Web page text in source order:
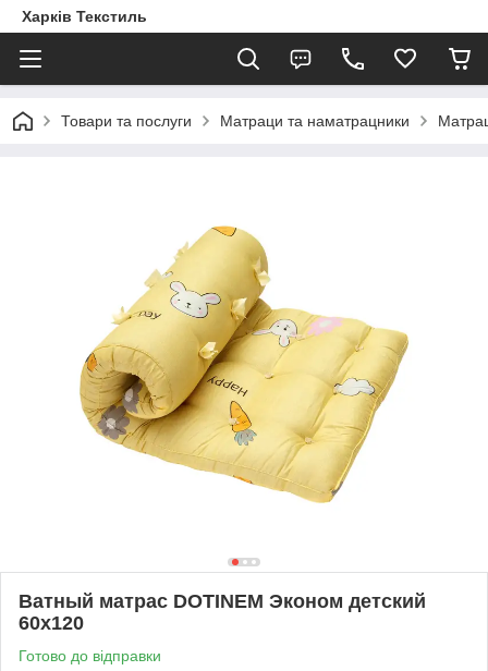
Харків Текстиль
Товари та послуги Матраци та наматрацники
Ватный матрас DOTINEM Эконом детский
60х120
Готово до відправки